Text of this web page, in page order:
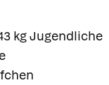
kg Jugendliche